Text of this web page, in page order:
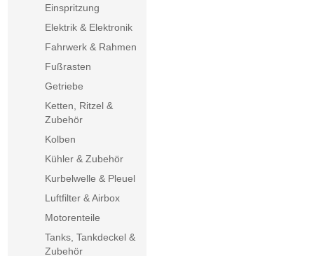
Einspritzung
Elektrik & Elektronik
Fahrwerk & Rahmen
Fußrasten
Getriebe
Ketten, Ritzel &
Zubehör
Kolben
Kühler & Zubehör
Kurbelwelle & Pleuel
Luftfilter & Airbox
Motorenteile
Tanks, Tankdeckel &
Zubehör